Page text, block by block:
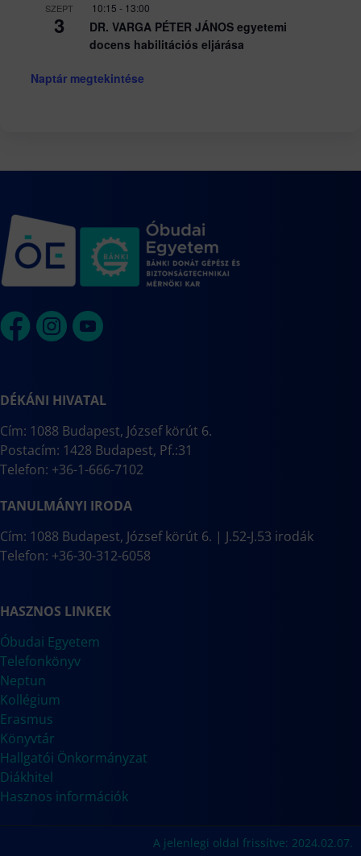
SZEPT
3
10:15 - 13:00
DR. VARGA PÉTER JÁNOS egyetemi
docens habilitációs eljárása
Naptár megtekintése
DÉKÁNI HIVATAL
Cím: 1088 Budapest, József körút 6.
Postacím: 1428 Budapest, Pf.:31
Telefon: +36-1-666-7102
TANULMÁNYI IRODA
Cím: 1088 Budapest, József körút 6. | J.52-J.53 irodák
Telefon: +36-30-312-6058
HASZNOS LINKEK
Óbudai Egyetem
Telefonkönyv
Neptun
Kollégium
Erasmus
Könyvtár
Hallgatói Önkormányzat
Diákhitel
Hasznos információk
A jelenlegi oldal frissítve: 2024.02.07.